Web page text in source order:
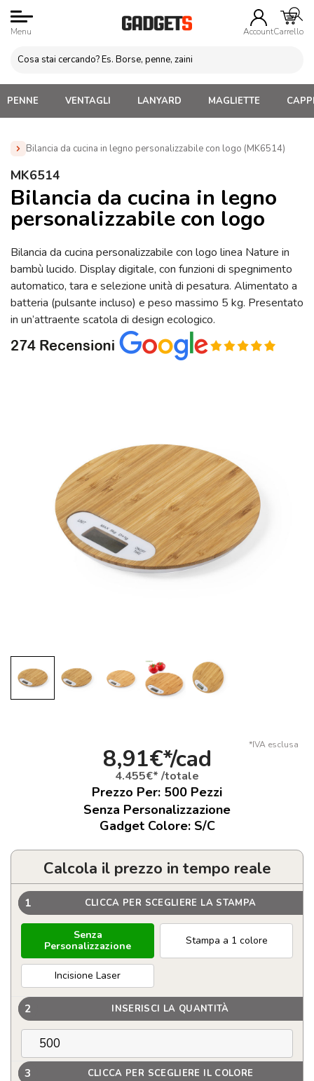
Menu AccountCarrello
PENNE VENTAGLI LANYARD MAGLIETTE
Bilancia da cucina in legno personalizzabile con logo (MK6514)
Home »
(MK6514)
MK6514
Bilancia da cucina in legno
personalizzabile con logo
Bilancia da cucina personalizzabile con logo linea Nature in
bambù lucido. Display digitale, con funzioni di spegnimento
automatico, tara e selezione unità di pesatura. Alimentato a
batteria (pulsante incluso) e peso massimo 5 kg. Presentato
in un’attraente scatola di design ecologico.
*IVA esclusa
8,91€*/cad
4.455€* /totale
Prezzo Per: 500 Pezzi
Senza Personalizzazione
Gadget Colore: S/C
Calcola il prezzo in tempo reale
1 CLICCA PER SCEGLIERE LA STAMPA
Senza
Personalizzazione
Stampa a 1 colore
Incisione Laser
2 INSERISCI LA QUANTITÀ
3 CLICCA PER SCEGLIERE IL COLORE